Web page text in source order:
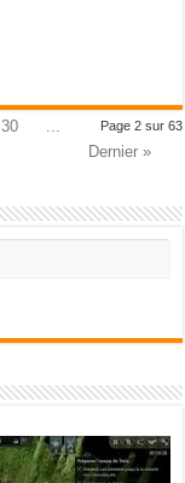
Page 2 sur 63
30
Dernier »